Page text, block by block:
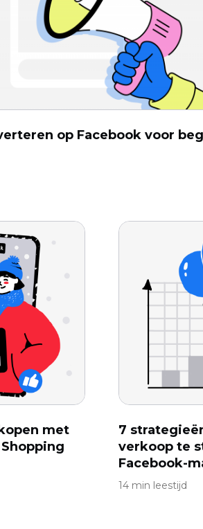
op Facebook voor
met
7
verkoop te
Facebook-
14 min leestijd